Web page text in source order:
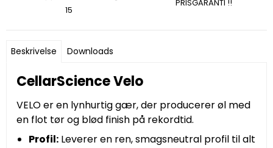
15
PRISGARANTI !!
Beskrivelse Downloads
CellarScience Velo
VELO er en lynhurtig gær, der producerer øl med
en flot tør og blød finish på rekordtid.
Profil: Leverer en ren, smagsneutral profil til alt